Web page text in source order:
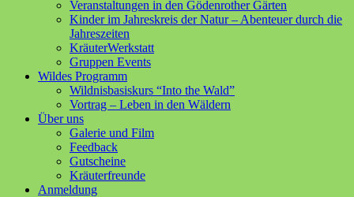
Veranstaltungen in den Gödenrother Gärten
Kinder im Jahreskreis der Natur – Abenteuer durch die
Jahreszeiten
KräuterWerkstatt
Gruppen Events
Wildes Programm
Wildnisbasiskurs “Into the Wald”
Vortrag – Leben in den Wäldern
Über uns
Galerie und Film
Feedback
Gutscheine
Kräuterfreunde
Anmeldung